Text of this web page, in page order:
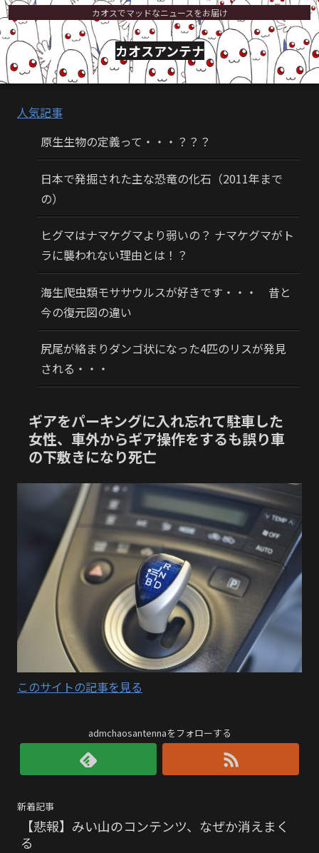
カオスでマッドなニュースをお届け
カオスアンテナ
人気記事
原生生物の定義って・・・？？？
日本で発掘された主な恐竜の化石（2011年まで
の）
ヒグマはナマケグマより弱いの？ ナマケグマがト
ラに襲われない理由とは！？
海生爬虫類モササウルスが好きです・・・ 昔と
今の復元図の違い
尻尾が絡まりダンゴ状になった4匹のリスが発見
される・・・
ギアをパーキングに入れ忘れて駐車した
女性、車外からギア操作をするも誤り車
の下敷きになり死亡
このサイトの記事を見る
admchaosantennaをフォローする
新着記事
【悲報】みい山のコンテンツ、なぜか消えまく
る